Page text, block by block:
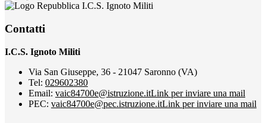
I.C.S. Ignoto Militi
Contatti
I.C.S. Ignoto Militi
Via San Giuseppe, 36 - 21047 Saronno (VA)
Tel: 029602380
Email: vaic84700e@istruzione.itLink per inviare una mail
PEC: vaic84700e@pec.istruzione.itLink per inviare una mail